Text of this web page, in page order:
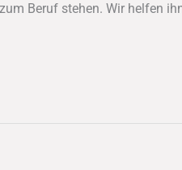
Beruf stehen. Wir helfen